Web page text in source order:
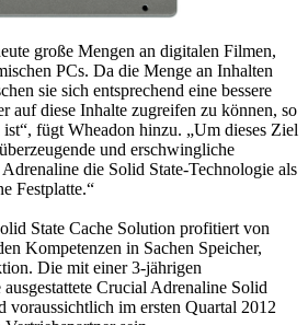
große Mengen an digitalen Filmen,
PCs. Da die Menge an Inhalten
sie sich entsprechend eine bessere
auf diese Inhalte zugreifen zu können, so
fügt Wheadon hinzu. „Um dieses Ziel
und erschwingliche
die Solid State-Technologie als
Festplatte.“
State Cache Solution profitiert von
Kompetenzen in Sachen Speicher,
Die mit einer 3-jährigen
Crucial Adrenaline Solid
voraussichtlich im ersten Quartal 2012